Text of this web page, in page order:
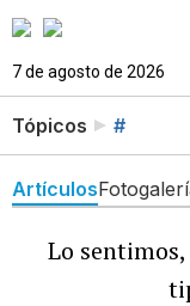
7 de agosto de 2026
Tópicos #
Artículos
Lo